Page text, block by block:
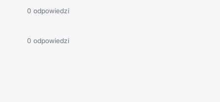
0 odpowiedzi
0 odpowiedzi